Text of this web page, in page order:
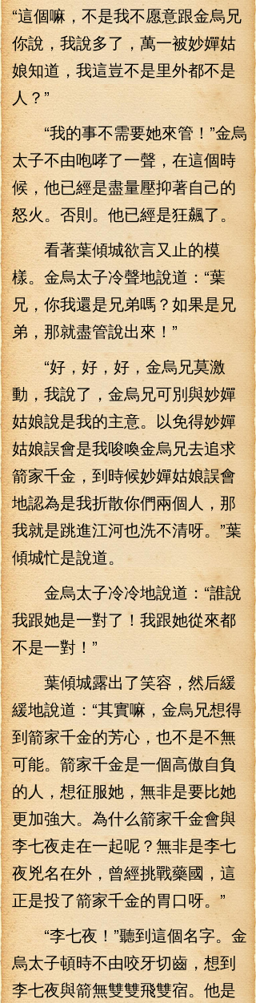
“這個嘛，不是我不愿意跟金烏兄
你說，我說多了，萬一被妙嬋姑
娘知道，我這豈不是里外都不是
人？”
“我的事不需要她來管！”金烏
太子不由咆哮了一聲，在這個時
候，他已經是盡量壓抑著自己的
怒火。否則。他已經是狂飆了。
看著葉傾城欲言又止的模
樣。金烏太子冷聲地說道：“葉
兄，你我還是兄弟嗎？如果是兄
弟，那就盡管說出來！”
“好，好，好，金烏兄莫激
動，我說了，金烏兄可別與妙嬋
姑娘說是我的主意。以免得妙嬋
姑娘誤會是我唆喚金烏兄去追求
箭家千金，到時候妙嬋姑娘誤會
地認為是我折散你們兩個人，那
我就是跳進江河也洗不清呀。”葉
傾城忙是說道。
金烏太子冷冷地說道：“誰說
我跟她是一對了！我跟她從來都
不是一對！”
葉傾城露出了笑容，然后緩
緩地說道：“其實嘛，金烏兄想得
到箭家千金的芳心，也不是不無
可能。箭家千金是一個高傲自負
的人，想征服她，無非是要比她
更加強大。為什么箭家千金會與
李七夜走在一起呢？無非是李七
夜兇名在外，曾經挑戰藥國，這
正是投了箭家千金的胃口呀。”
“李七夜！”聽到這個名字。金
烏太子頓時不由咬牙切齒，想到
李七夜與箭無雙雙飛雙宿。他是